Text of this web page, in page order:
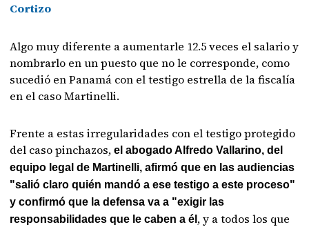
Cortizo
Algo muy diferente a aumentarle 12.5 veces el salario y
nombrarlo en un puesto que no le corresponde, como
sucedió en Panamá con el testigo estrella de la fiscalía
en el caso Martinelli.
Frente a estas irregularidades con el testigo protegido
del caso pinchazos, el abogado Alfredo Vallarino, del
equipo legal de Martinelli, afirmó que en las audiencias
"salió claro quién mandó a ese testigo a este proceso"
y confirmó que la defensa va a "exigir las
responsabilidades que le caben a él , y a todos los que